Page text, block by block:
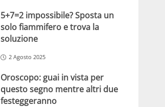
5+7=2 impossibile? Sposta un
solo fiammifero e trova la
soluzione
2 Agosto 2025
Oroscopo: guai in vista per
questo segno mentre altri due
festeggeranno